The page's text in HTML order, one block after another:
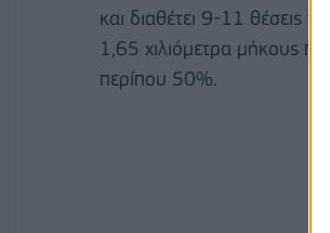
και διαθέτει 9-11 θέσεις
1,65 χιλιόμετρα μήκους
περίπου 50%.